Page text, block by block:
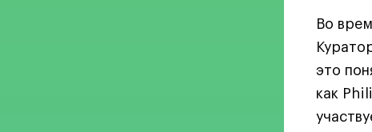
Во
это
как